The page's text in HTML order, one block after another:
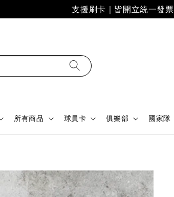
支援刷卡｜皆開立統一發票
所有商品 球員卡 俱樂部 國家隊